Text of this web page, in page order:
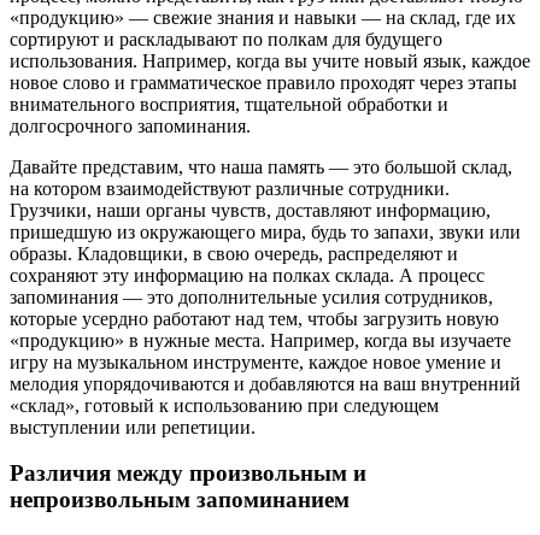
«продукцию» — свежие знания и навыки — на склад, где их
сортируют и раскладывают по полкам для будущего
использования. Например, когда вы учите новый язык, каждое
новое слово и грамматическое правило проходят через этапы
внимательного восприятия, тщательной обработки и
долгосрочного запоминания.
Давайте представим, что наша память — это большой склад,
на котором взаимодействуют различные сотрудники.
Грузчики, наши органы чувств, доставляют информацию,
пришедшую из окружающего мира, будь то запахи, звуки или
образы. Кладовщики, в свою очередь, распределяют и
сохраняют эту информацию на полках склада. А процесс
запоминания — это дополнительные усилия сотрудников,
которые усердно работают над тем, чтобы загрузить новую
«продукцию» в нужные места. Например, когда вы изучаете
игру на музыкальном инструменте, каждое новое умение и
мелодия упорядочиваются и добавляются на ваш внутренний
«склад», готовый к использованию при следующем
выступлении или репетиции.
Различия между произвольным и
непроизвольным запоминанием